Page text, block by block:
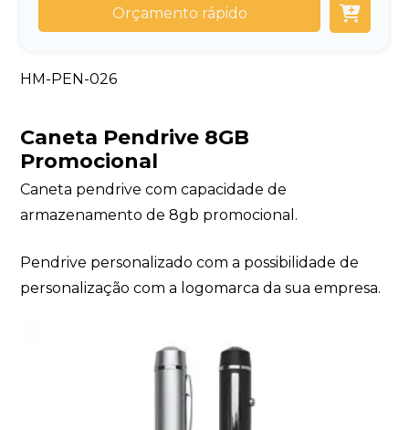
Orçamento rápido
HM-PEN-026
Caneta Pendrive 8GB
Promocional
Caneta pendrive com capacidade de
armazenamento de 8gb promocional.
Pendrive personalizado com a possibilidade de
personalização com a logomarca da sua empresa.